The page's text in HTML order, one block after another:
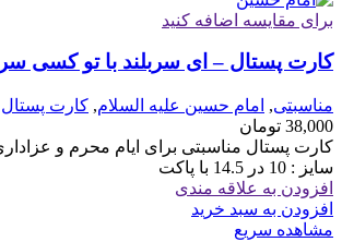
برای مقایسه اضافه کنید
کارت پستال – ای سربلند با تو کسی
مناسبتی, امام حسین علیه السلام, کارت پستال
38,000 تومان
کارت پستال مناسبتی برای ایام محرم و
سایز : 10 در 14.5 با پاکت
افزودن به علاقه مندی
افزودن به سبد خرید
مشاهده سریع